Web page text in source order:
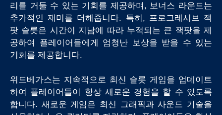
리를 거둘 수 있는 기회를 제공하며, 보너스 라운드는
추가적인 재미를 더해줍니다. 특히, 프로그레시브 잭
팟 슬롯은 시간이 지남에 따라 누적되는 큰 잭팟을 제
공하여 플레이어들에게 엄청난 보상을 받을 수 있는
기회를 제공합니다.
위드베가스는 지속적으로 최신 슬롯 게임을 업데이트
하여 플레이어들이 항상 새로운 경험을 할 수 있도록
합니다. 새로운 게임은 최신 그래픽과 사운드 기술을